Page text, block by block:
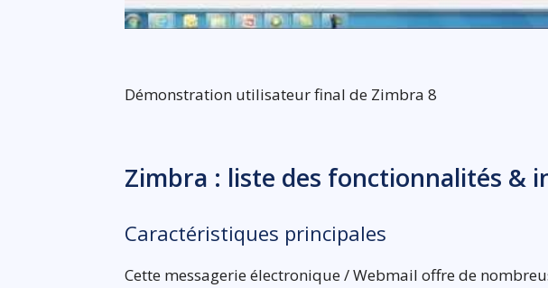
Démonstration utilisateur final de Zimbra 8
Zimbra : liste des fonctionnalités &
Caractéristiques principales
Cette messagerie électronique / Webmail offre de